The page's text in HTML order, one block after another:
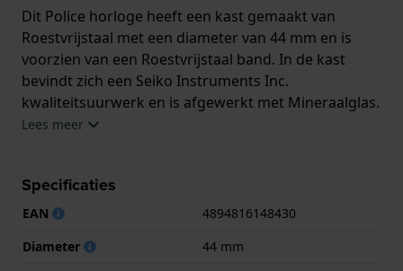
Dit Police horloge heeft een kast gemaakt van
Roestvrijstaal met een diameter van 44 mm en is
voorzien van een Roestvrijstaal band. In de kast
bevindt zich een Seiko Instruments Inc.
kwaliteitsuurwerk en is afgewerkt met Mineraalglas.
horloge geleverd met 2 jaar garantie.
Lees meer
Specificaties
EAN
4894816148430
Diameter
44 mm